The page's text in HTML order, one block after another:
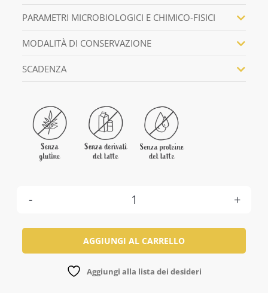
PARAMETRI MICROBIOLOGICI E CHIMICO-FISICI
MODALITÀ DI CONSERVAZIONE
SCADENZA
Salame
del
Norcino
al
AGGIUNGI AL CARRELLO
Aggiungi alla lista dei desideri